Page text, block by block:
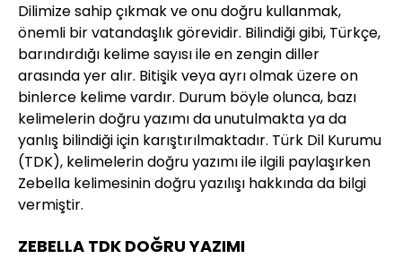
Dilimize sahip çıkmak ve onu doğru kullanmak,
önemli bir vatandaşlık görevidir. Bilindiği gibi, Türkçe,
barındırdığı kelime sayısı ile en zengin diller
arasında yer alır. Bitişik veya ayrı olmak üzere on
binlerce kelime vardır. Durum böyle olunca, bazı
kelimelerin doğru yazımı da unutulmakta ya da
yanlış bilindiği için karıştırılmaktadır. Türk Dil Kurumu
(TDK), kelimelerin doğru yazımı ile ilgili paylaşırken
Zebella kelimesinin doğru yazılışı hakkında da bilgi
vermiştir.
ZEBELLA TDK DOĞRU YAZIMI